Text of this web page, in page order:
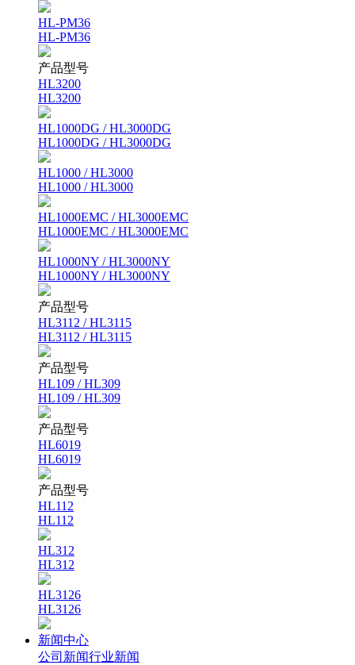
HL-PM36
HL-PM36
产品型号
HL3200
HL3200
HL1000DG / HL3000DG
HL1000DG / HL3000DG
HL1000 / HL3000
HL1000 / HL3000
HL1000EMC / HL3000EMC
HL1000EMC / HL3000EMC
HL1000NY / HL3000NY
HL1000NY / HL3000NY
产品型号
HL3112 / HL3115
HL3112 / HL3115
产品型号
HL109 / HL309
HL109 / HL309
产品型号
HL6019
HL6019
产品型号
HL112
HL112
HL312
HL312
HL3126
HL3126
新闻中心
公司新闻行业新闻